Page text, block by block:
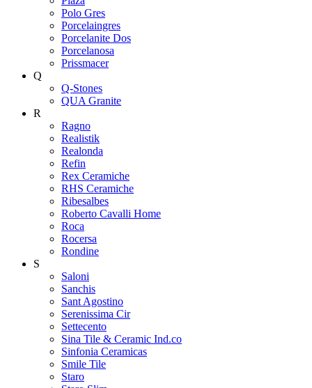
Polo Gres
Porcelaingres
Porcelanite Dos
Porcelanosa
Prissmacer
Q
Q-Stones
QUA Granite
R
Ragno
Realistik
Realonda
Refin
Rex Ceramiche
RHS Ceramiche
Ribesalbes
Roberto Cavalli Home
Roca
Rocersa
Rondine
S
Saloni
Sanchis
Sant Agostino
Serenissima Cir
Settecento
Sina Tile & Ceramic Ind.co
Sinfonia Ceramicas
Smile Tile
Staro